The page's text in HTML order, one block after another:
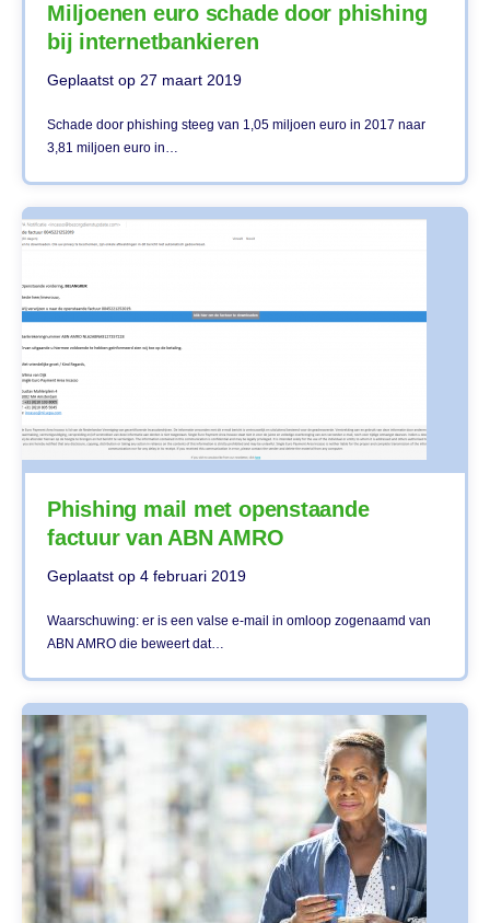
Miljoenen euro schade door phishing
bij internetbankieren
Geplaatst op 27 maart 2019
Schade door phishing steeg van 1,05 miljoen euro in 2017 naar
3,81 miljoen euro in…
Phishing mail met openstaande
factuur van ABN AMRO
Geplaatst op 4 februari 2019
Waarschuwing: er is een valse e-mail in omloop zogenaamd van
ABN AMRO die beweert dat…